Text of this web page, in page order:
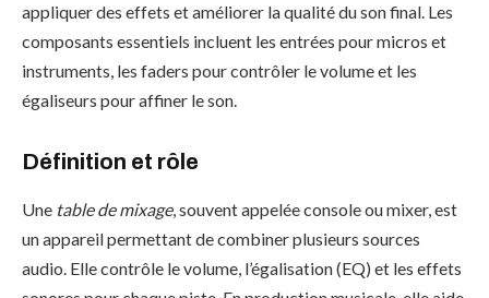
appliquer des effets et améliorer la qualité du son final. Les
composants essentiels incluent les entrées pour micros et
instruments, les faders pour contrôler le volume et les
égaliseurs pour affiner le son.
Définition et rôle
Une table de mixage, souvent appelée console ou mixer, est
un appareil permettant de combiner plusieurs sources
audio. Elle contrôle le volume, l’égalisation (EQ) et les effets